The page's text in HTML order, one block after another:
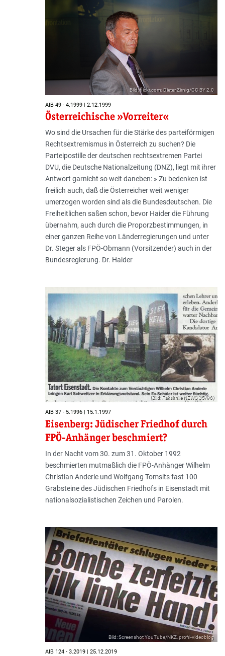
Bild: flickr.com; Dieter Zirnig/CC BY 2.0
AIB 49 - 4.1999 | 2.12.1999
Österreichische »Vorreiter«
Wo sind die Ursachen für die Stärke des parteiförmigen
Rechtsextremismus in Österreich zu suchen? Die
Parteipostille der deutschen rechtsextremen Partei
DVU, die Deutsche Nationalzeitung (DNZ), liegt mit ihrer
Antwort garnicht so weit daneben: » Zu bedenken ist
freilich auch, daß die Österreicher weit weniger
umerzogen worden sind als die Bundesdeutschen. Die
Freiheitlichen saßen schon, bevor Haider die Führung
übernahm, auch durch die Proporzbestimmungen, in
einer ganzen Reihe von Länderregierungen und unter
Dr. Steger als FPÖ-Obmann (Vorsitzender) auch in der
Bundesregierung. Dr. Haider
(Bild: Faksimile NEWS 35/96)
AIB 37 - 5.1996 | 15.1.1997
Eisenberg: Jüdischer Friedhof durch
FPÖ-Anhänger beschmiert?
In der Nacht vom 30. zum 31. Oktober 1992
beschmierten mutmaßlich die FPÖ-Anhänger Wilhelm
Christian Anderle und Wolfgang Tomsits fast 100
Grabsteine des Jüdischen Friedhofs in Eisenstadt mit
nationalsozialistischen Zeichen und Parolen.
Bild: Screenshot YouTube/NKZ, profil-videoblog
AIB 124 - 3.2019 | 25.12.2019